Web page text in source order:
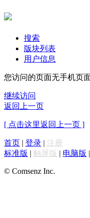
搜索
版块列表
用户信息
您访问的页面无手机页
继续访问
返回上一页
[ 点击这里返回上一页 ]
首页 | 登录 | 注册
标准版 | 触屏版 | 电脑版 |
© Comsenz Inc.